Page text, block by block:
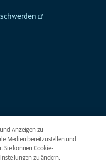
Anzeigen zu
Medien bereitzustellen und
Sie können Cookie-
zu ändern.